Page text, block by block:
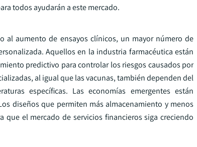
todos ayudarán a este mercado.
al aumento de ensayos clínicos, un mayor número de
Aquellos en la industria farmacéutica están
predictivo para controlar los riesgos causados por
al igual que las vacunas, también dependen del
específicas. Las economías emergentes están
diseños que permiten más almacenamiento y menos
el mercado de servicios financieros siga creciendo